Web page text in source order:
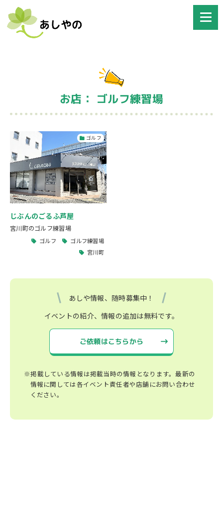
お店： ゴルフ練習場
ゴルフ
じぶんのごるふ芦屋
宮川町のゴルフ練習場
ゴルフ
ゴルフ練習場
宮川町
あしや情報、随時募集中！
イベントの紹介、情報の追加は無料です。
ご依頼はこちらから
※掲載している情報は掲載当時の情報となります。最新の
情報に関しては各イベント責任者や店舗にお問い合わせ
ください。